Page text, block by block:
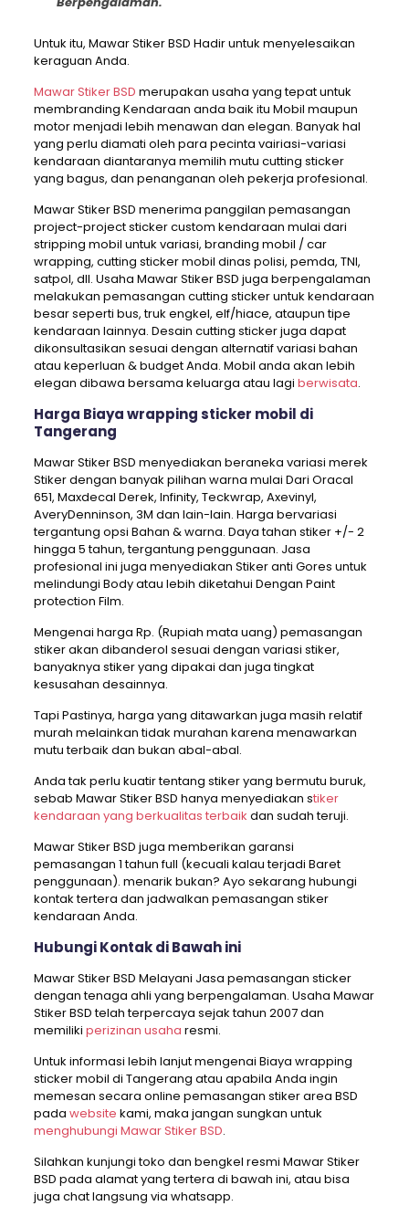
Untuk itu, Mawar Stiker BSD Hadir untuk menyelesaikan
keraguan Anda.
Mawar Stiker BSD merupakan usaha yang tepat untuk
membranding Kendaraan anda baik itu Mobil maupun
motor menjadi lebih menawan dan elegan. Banyak hal
yang perlu diamati oleh para pecinta vairiasi-variasi
kendaraan diantaranya memilih mutu cutting sticker
yang bagus, dan penanganan oleh pekerja profesional.
Mawar Stiker BSD menerima panggilan pemasangan
project-project sticker custom kendaraan mulai dari
stripping mobil untuk variasi, branding mobil / car
wrapping, cutting sticker mobil dinas polisi, pemda, TNI,
satpol, dll. Usaha Mawar Stiker BSD juga berpengalaman
melakukan pemasangan cutting sticker untuk kendaraan
besar seperti bus, truk engkel, elf/hiace, ataupun tipe
kendaraan lainnya. Desain cutting sticker juga dapat
dikonsultasikan sesuai dengan alternatif variasi bahan
atau keperluan & budget Anda. Mobil anda akan lebih
elegan dibawa bersama keluarga atau lagi berwisata.
Harga Biaya wrapping sticker mobil di
Tangerang
Mawar Stiker BSD menyediakan beraneka variasi merek
Stiker dengan banyak pilihan warna mulai Dari Oracal
651, Maxdecal Derek, Infinity, Teckwrap, Axevinyl,
AveryDenninson, 3M dan lain-lain. Harga bervariasi
tergantung opsi Bahan & warna. Daya tahan stiker +/- 2
hingga 5 tahun, tergantung penggunaan. Jasa
profesional ini juga menyediakan Stiker anti Gores untuk
melindungi Body atau lebih diketahui Dengan Paint
protection Film.
Mengenai harga Rp. (Rupiah mata uang) pemasangan
stiker akan dibanderol sesuai dengan variasi stiker,
banyaknya stiker yang dipakai dan juga tingkat
kesusahan desainnya.
Tapi Pastinya, harga yang ditawarkan juga masih relatif
murah melainkan tidak murahan karena menawarkan
mutu terbaik dan bukan abal-abal.
Anda tak perlu kuatir tentang stiker yang bermutu buruk,
sebab Mawar Stiker BSD hanya menyediakan stiker
kendaraan yang berkualitas terbaik dan sudah teruji.
Mawar Stiker BSD juga memberikan garansi
pemasangan 1 tahun full (kecuali kalau terjadi Baret
penggunaan). menarik bukan? Ayo sekarang hubungi
kontak tertera dan jadwalkan pemasangan stiker
kendaraan Anda.
Hubungi Kontak di Bawah ini
Mawar Stiker BSD Melayani Jasa pemasangan sticker
dengan tenaga ahli yang berpengalaman. Usaha Mawar
Stiker BSD telah terpercaya sejak tahun 2007 dan
memiliki perizinan usaha resmi.
Untuk informasi lebih lanjut mengenai Biaya wrapping
sticker mobil di Tangerang atau apabila Anda ingin
memesan secara online pemasangan stiker area BSD
pada website kami, maka jangan sungkan untuk
menghubungi Mawar Stiker BSD.
Silahkan kunjungi toko dan bengkel resmi Mawar Stiker
BSD pada alamat yang tertera di bawah ini, atau bisa
juga chat langsung via whatsapp.